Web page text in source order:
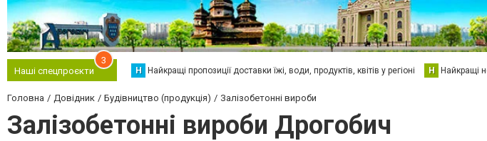
Наші спецпроєкти
3
Н Найкращі пропозиції доставки їжі, води, продуктів, квітів у регіоні Н Найкращі
Головна Довідник Будівництво (продукція) Залізобетонні вироби
Залізобетонні вироби Дрогобич